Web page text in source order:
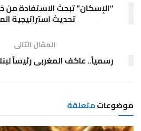
تحديث استراتيجية
المقال التالى
رسمياً.. عاكف المغربى رئيساً
موضوعاتمتعلقة